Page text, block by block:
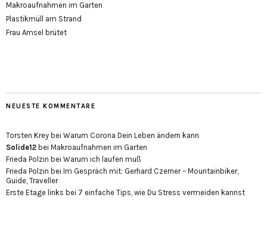
Makroaufnahmen im Garten
Plastikmüll am Strand
Frau Amsel brütet
NEUESTE KOMMENTARE
Torsten Krey bei Warum Corona Dein Leben ändern kann
Solide12 bei Makroaufnahmen im Garten
Frieda Polzin bei Warum ich laufen muß
Frieda Polzin bei Im Gespräch mit: Gerhard Czerner – Mountainbiker,
Guide, Traveller
Erste Etage links bei 7 einfache Tips, wie Du Stress vermeiden kannst